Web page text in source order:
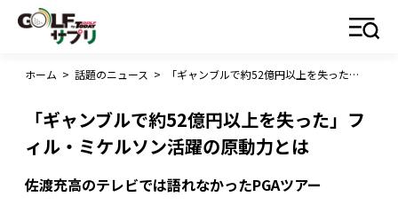
ホーム > 話題のニュース > 「ギャンブルで約52億円以上を失った」フィル・ミケルソン活躍の原動力とは
「ギャンブルで約52億円以上を失った」フ
ィル・ミケルソン活躍の原動力とは
佐渡充高のテレビでは語れなかったPGAツアー